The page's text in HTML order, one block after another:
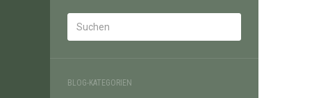
BLOG-KATEGORIEN